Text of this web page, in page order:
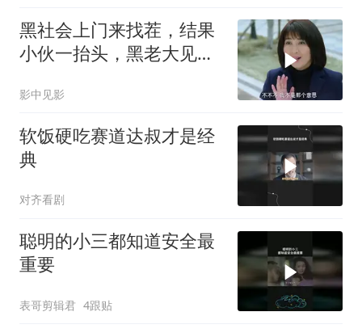
黑社会上门来找茬，结果
小伙一抬头，黑老大见了
影中见影
软饭硬吃赛道达叔才是经
典
对齐看剧
聪明的小三都知道安全最
重要
表哥剪辑君 4跟贴